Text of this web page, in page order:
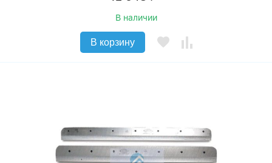
В наличии
В корзину